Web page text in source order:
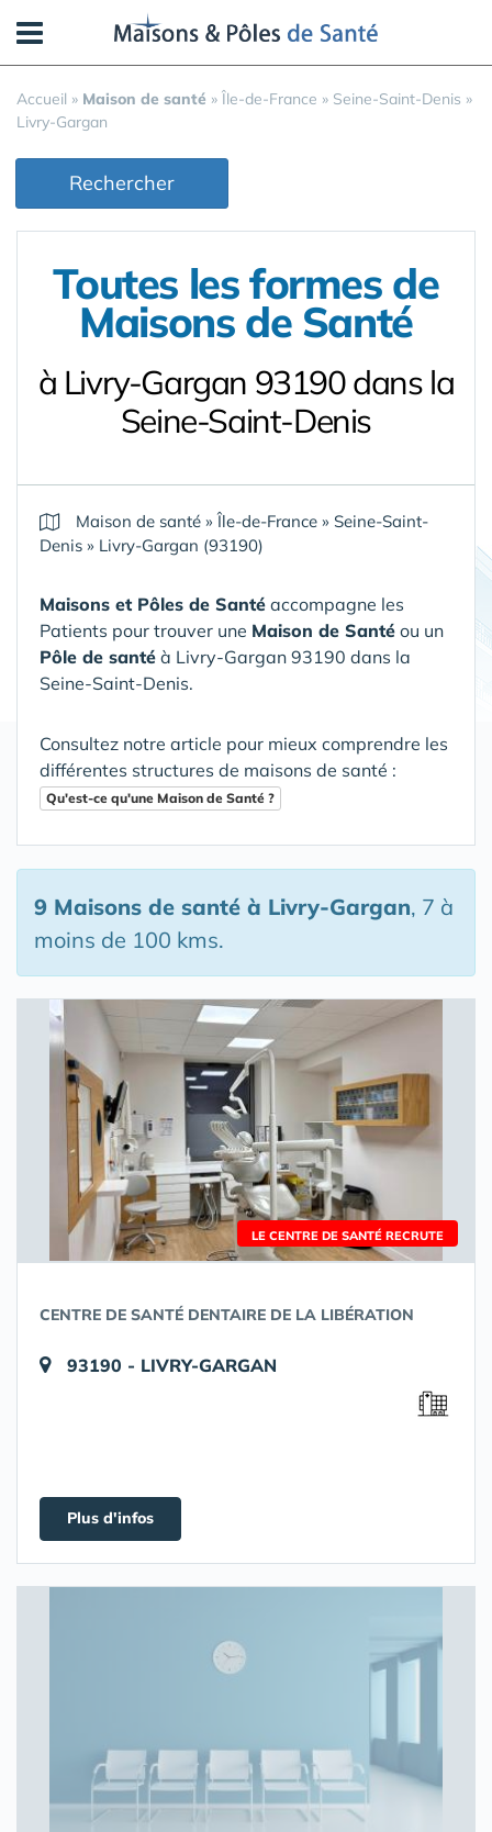
Accueil » Maison de santé » Île-de-France » Seine-Saint-Denis »
Livry-Gargan
Rechercher
Toutes les formes de
Maisons de Santé
à Livry-Gargan 93190 dans la
Seine-Saint-Denis
Maison de santé »Île-de-France » Seine-Saint-
Denis » Livry-Gargan (93190)
Maisons et Pôles de Santé accompagne les
Patients pour trouver une Maison de Santé ou un
Pôle de santé à Livry-Gargan 93190 dans la
Seine-Saint-Denis.
Consultez notre article pour mieux comprendre les
différentes structures de maisons de santé :
Qu'est-ce qu'une Maison de Santé ?
9 Maisons de santé à Livry-Gargan, 7 à
moins de 100 kms.
LE CENTRE DE SANTÉ RECRUTE
CENTRE DE SANTÉ DENTAIRE DE LA LIBÉRATION
93190 - LIVRY-GARGAN
Plus d'infos
Panneau de gestion des cookies